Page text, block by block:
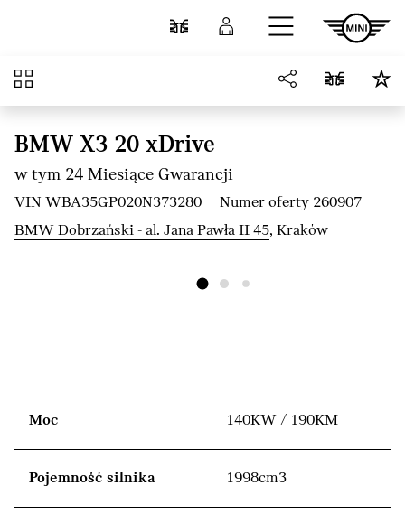
Przejdź do głównej treści
Porównaj Zaloguj się
Przegląd
BMW X3 20 xDrive
w tym 24 Miesiące Gwarancji
VIN WBA35GP020N373280
Numer oferty 260907
BMW Dobrzański - al. Jana Pawła II 45, Kraków
Moc 140KW / 190KM
Pojemność silnika 1998cm3